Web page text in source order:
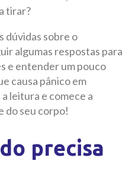
tirar?
dúvidas sobre o
algumas respostas para
e entender um pouco
causa pânico em
leitura e comece a
do seu corpo!
precisa